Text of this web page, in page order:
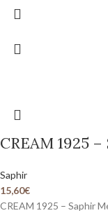
CREAM 1925
Saphir
15,60€
CREAM 1925 – Saphir